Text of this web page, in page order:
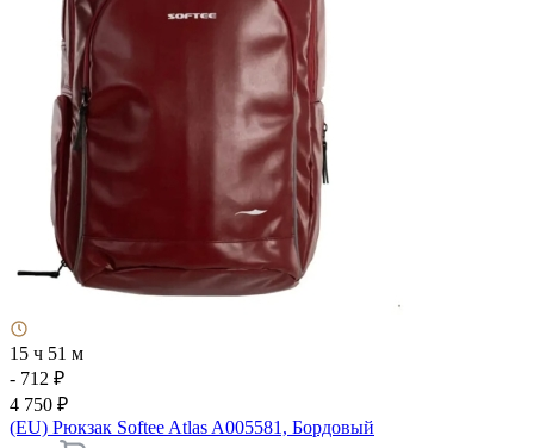
15 ч 51 м
- 712 ₽
4 750 ₽
(EU) Рюкзак Softee Atlas A005581, Бордовый